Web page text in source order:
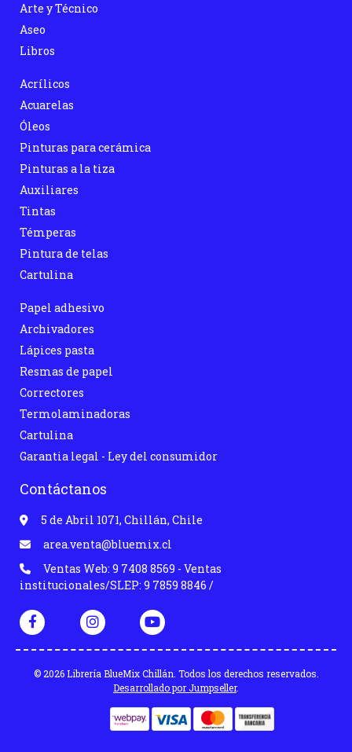
Arte y Técnico
Aseo
Libros
Acrílicos
Acuarelas
Óleos
Pinturas para cerámica
Pinturas a la tiza
Auxiliares
Tintas
Témperas
Pintura de telas
Cartulina
Papel adhesivo
Archivadores
Lápices pasta
Resmas de papel
Correctores
Termolaminadoras
Cartulina
Garantia legal - Ley del consumidor
Contáctanos
5 de Abril 1071, Chillán, Chile
area.venta@bluemix.cl
Ventas Web: 9 7408 8569 - Ventas
institucionales/SLEP: 9 7859 8846 /
© 2026 Librería BlueMix Chillán. Todos los derechos reservados.
Desarrollado por Jumpseller.